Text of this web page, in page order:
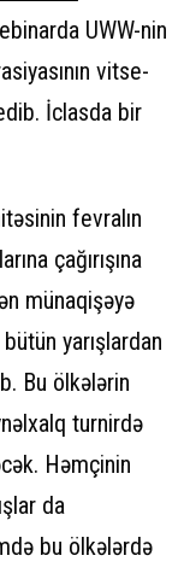
UWW-nin
vitse-
İclasda bir
fevralın
çağırışına
münaqişəyə
yarışlardan
Bu ölkələrin
turnirdə
Həmçinin
da
bu ölkələrdə